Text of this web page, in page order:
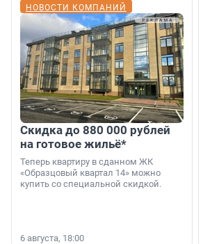
НОВОСТИ КОМПАНИЙ
Скидка до 880 000 рублей
на готовое жильё*
Теперь квартиру в сданном ЖК
«Образцовый квартал 14» можно
купить со специальной скидкой.
6 августа, 18:00